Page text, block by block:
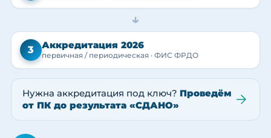
→
3 Аккредитация 2026
первичная / периодическая · ФИС ФРДО
Нужна аккредитация под ключ? Проведём
от ПК до результата «СДАНО»